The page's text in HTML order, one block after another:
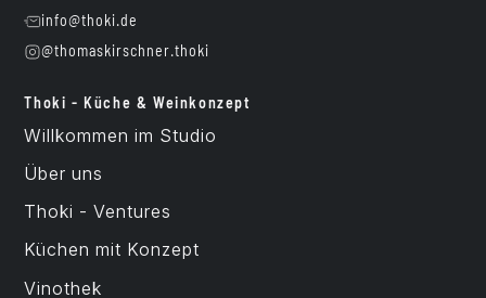
info@thoki.de
@thomaskirschner.thoki
Thoki - Küche & Weinkonzept
Willkommen im Studio
Über uns
Thoki - Ventures
Küchen mit Konzept
Vinothek